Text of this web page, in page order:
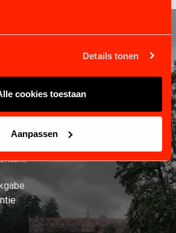
Details tonen
cookies toestaan
Aanpassen